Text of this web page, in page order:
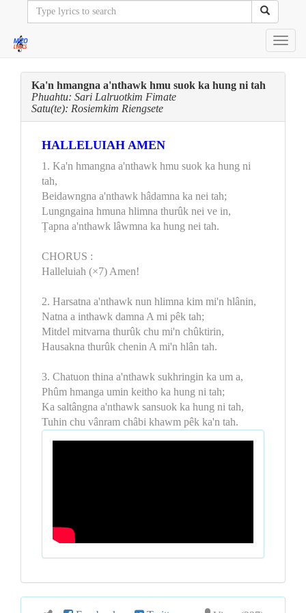
Ka'n hmangna a'nthawk hmu suok ka hung ni tah
Phuahtu: Sari Lalruotkim Fimate
Satu(te): Rosiemkim Riengsete
HALLELUIAH AMEN
1. Ka'n hmangna a'nthawk hmu suok ka hung ni
tah,
Beidawngna a'nthawk hâdamna ka nei tah;
Lungngaina hmuna hlimna thurûk nei ve in,
Țapna a'nthawk lâwmna ka hung nei tah.
CHORUS :
Halleluiah (×7) Amen!
2. Harsatna a'nthawk nun hlimna kim mi'n hlânin,
Natna a inthawk damna A mi pêk tah;
Mitdel mitvarna thurûk chu mi'n chûktirin,
Hausakna thurûk chenin A mi'n hlân tah.
3. Chatuon thina a'nthawk sukhringin ka um a,
Phûm hmanga umin keitho ka hung ni tah;
Ka saltângna a'nthawk sansuok ka hung ni tah,
Tuhin chu vânram châbi khawm pêk ka'n tah.